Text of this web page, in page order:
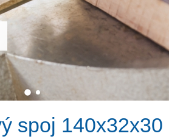
spoj